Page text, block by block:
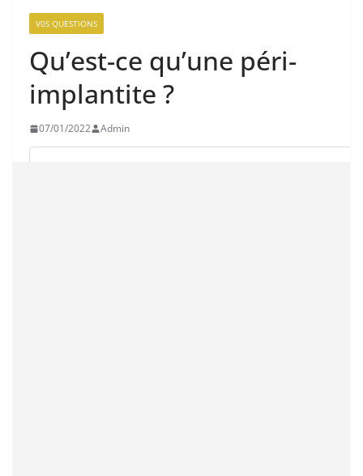
V0S QUESTIONS
Qu’est-ce qu’une péri-
implantite ?
07/01/2022 Admin